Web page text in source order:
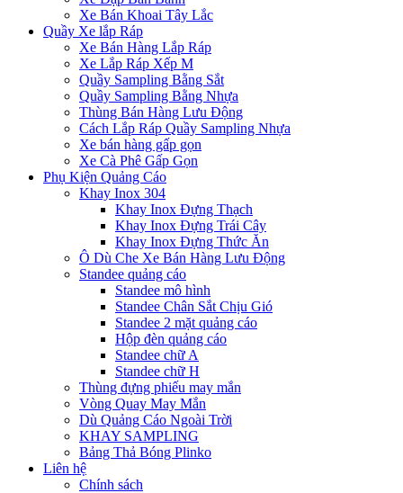
Xe Bán Khoai Tây Lắc
Quầy Xe lắp Ráp
Xe Bán Hàng Lắp Ráp
Xe Lắp Ráp Xếp M
Quầy Sampling Bằng Sắt
Quầy Sampling Bằng Nhựa
Thùng Bán Hàng Lưu Động
Cách Lắp Ráp Quầy Sampling Nhựa
Xe bán hàng gấp gọn
Xe Cà Phê Gấp Gọn
Phụ Kiện Quảng Cáo
Khay Inox 304
Khay Inox Đựng Thạch
Khay Inox Đựng Trái Cây
Khay Inox Đựng Thức Ăn
Ô Dù Che Xe Bán Hàng Lưu Động
Standee quảng cáo
Standee mô hình
Standee Chân Sắt Chịu Gió
Standee 2 mặt quảng cáo
Hộp đèn quảng cáo
Standee chữ A
Standee chữ H
Thùng đựng phiếu may mắn
Vòng Quay May Mắn
Dù Quảng Cáo Ngoài Trời
KHAY SAMPLING
Bảng Thả Bóng Plinko
Liên hệ
Chính sách